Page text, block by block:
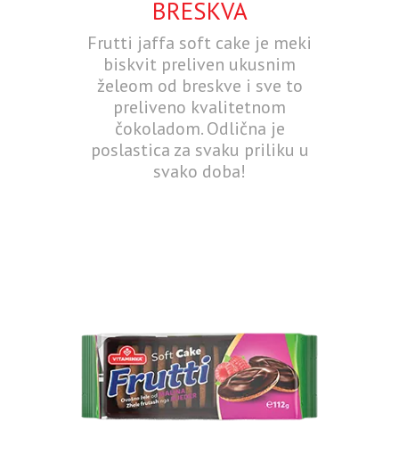
BRESKVA
Frutti jaffa soft cake je meki
biskvit preliven ukusnim
želeom od breskve i sve to
preliveno kvalitetnom
čokoladom. Odlična je
poslastica za svaku priliku u
svako doba!